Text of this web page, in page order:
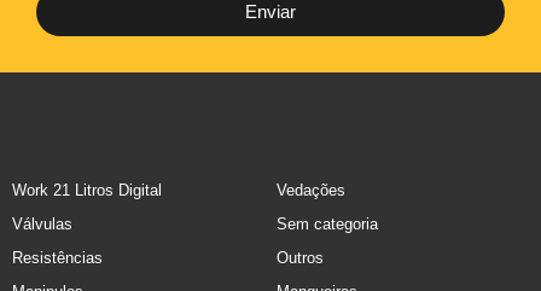
Enviar
Work 21 Litros Digital
Vedações
Válvulas
Sem categoria
Resistências
Outros